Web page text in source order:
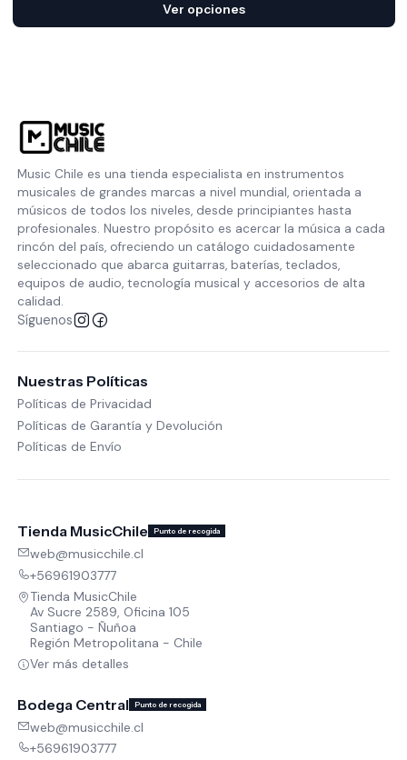
Ver opciones
Music Chile es una tienda especialista en instrumentos
musicales de grandes marcas a nivel mundial, orientada a
músicos de todos los niveles, desde principiantes hasta
profesionales. Nuestro propósito es acercar la música a cada
rincón del país, ofreciendo un catálogo cuidadosamente
seleccionado que abarca guitarras, baterías, teclados,
equipos de audio, tecnología musical y accesorios de alta
calidad.
Síguenos
Nuestras Políticas
Políticas de Privacidad
Políticas de Garantía y Devolución
Políticas de Envío
Tienda MusicChile Punto de recogida
web@musicchile.cl
+56961903777
Tienda MusicChile
Av Sucre 2589, Oficina 105
Santiago - Ñuñoa
Región Metropolitana - Chile
Ver más detalles
Bodega Central Punto de recogida
web@musicchile.cl
+56961903777